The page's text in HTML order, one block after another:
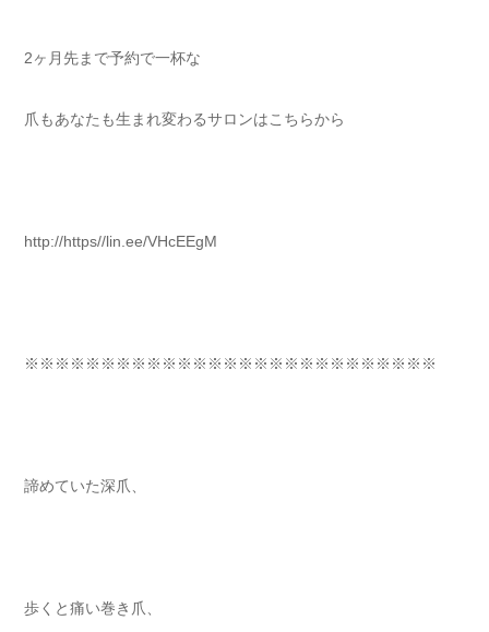
2ヶ月先まで予約で一杯な
爪もあなたも生まれ変わるサロンはこちらから⁡
http://https//lin.ee/VHcEEgM
※※※※※※※※※※※※※※※※※※※※※※※※※※※⁡
諦めていた深爪、 ⁡⁡⁡⁡
歩くと痛い巻き爪、 ⁡⁡⁡⁡